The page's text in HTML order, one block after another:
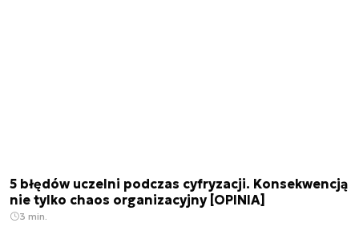
5 błędów uczelni podczas cyfryzacji. Konsekwencją
nie tylko chaos organizacyjny [OPINIA]
3 min.